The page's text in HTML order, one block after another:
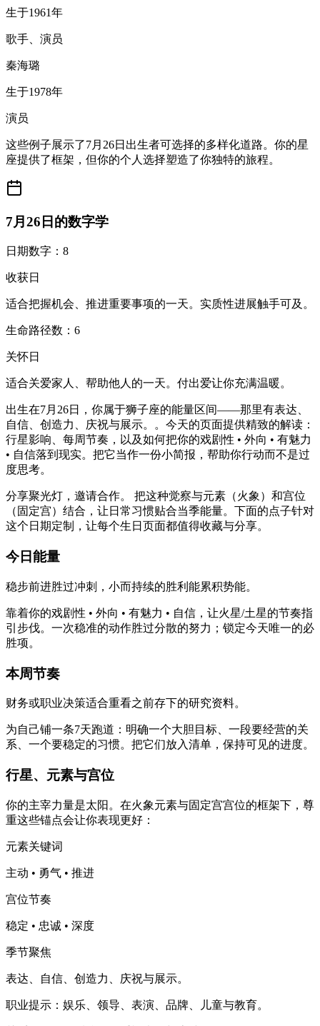
生于1961年
歌手、演员
秦海璐
生于1978年
演员
这些例子展示了7月26日出生者可选择的多样化道路。你的星
座提供了框架，但你的个人选择塑造了你独特的旅程。
7月26日的数字学
日期数字：8
收获日
适合把握机会、推进重要事项的一天。实质性进展触手可及。
生命路径数：6
关怀日
适合关爱家人、帮助他人的一天。付出爱让你充满温暖。
出生在7月26日，你属于狮子座的能量区间——那里有表达、
自信、创造力、庆祝与展示。。今天的页面提供精致的解读：
行星影响、每周节奏，以及如何把你的戏剧性 • 外向 • 有魅力
• 自信落到现实。把它当作一份小简报，帮助你行动而不是过
度思考。
分享聚光灯，邀请合作。 把这种觉察与元素（火象）和宫位
（固定宫）结合，让日常习惯贴合当季能量。下面的点子针对
这个日期定制，让每个生日页面都值得收藏与分享。
今日能量
稳步前进胜过冲刺，小而持续的胜利能累积势能。
靠着你的戏剧性 • 外向 • 有魅力 • 自信，让火星/土星的节奏指
引步伐。一次稳准的动作胜过分散的努力；锁定今天唯一的必
胜项。
本周节奏
财务或职业决策适合重看之前存下的研究资料。
为自己铺一条7天跑道：明确一个大胆目标、一段要经营的关
系、一个要稳定的习惯。把它们放入清单，保持可见的进度。
行星、元素与宫位
你的主宰力量是太阳。在火象元素与固定宫宫位的框架下，尊
重这些锚点会让你表现更好：
元素关键词
主动 • 勇气 • 推进
宫位节奏
稳定 • 忠诚 • 深度
季节聚焦
表达、自信、创造力、庆祝与展示。
职业提示：娱乐、领导、表演、品牌、儿童与教育。